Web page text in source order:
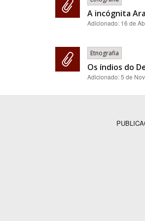
A incógnita
Adicionado: 16 de
Etnografia
Os índios do
Adicionado:5 de